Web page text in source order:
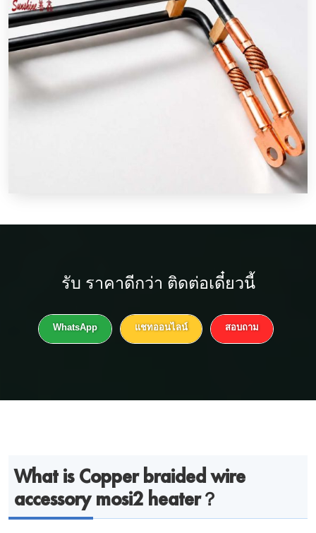
รับ ราคาดีกว่า ติดต่อเดี๋ยวนี้
WhatsApp แชทออนไลน์ สอบถาม
What is Copper braided wire
accessory mosi2 heater？